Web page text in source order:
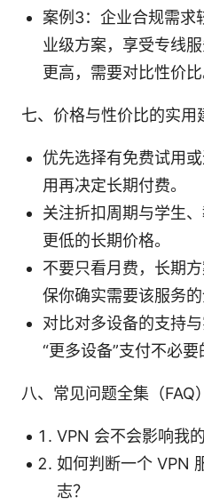
案例3：企业合规需求
业级方案，享受专线
更高，需要对比性价比
七、价格与性价比的实用
优先选择有免费试用
用再决定长期付费。
关注折扣周期与学生
更低的长期价格。
不要只看月费，长期
保你确实需要该服务的
对比对多设备的支持
“更多设备”支付不必要
八、常见问题全集（FAQ）
VPN 会不会影响我的
如何判断一个 VPN
志？